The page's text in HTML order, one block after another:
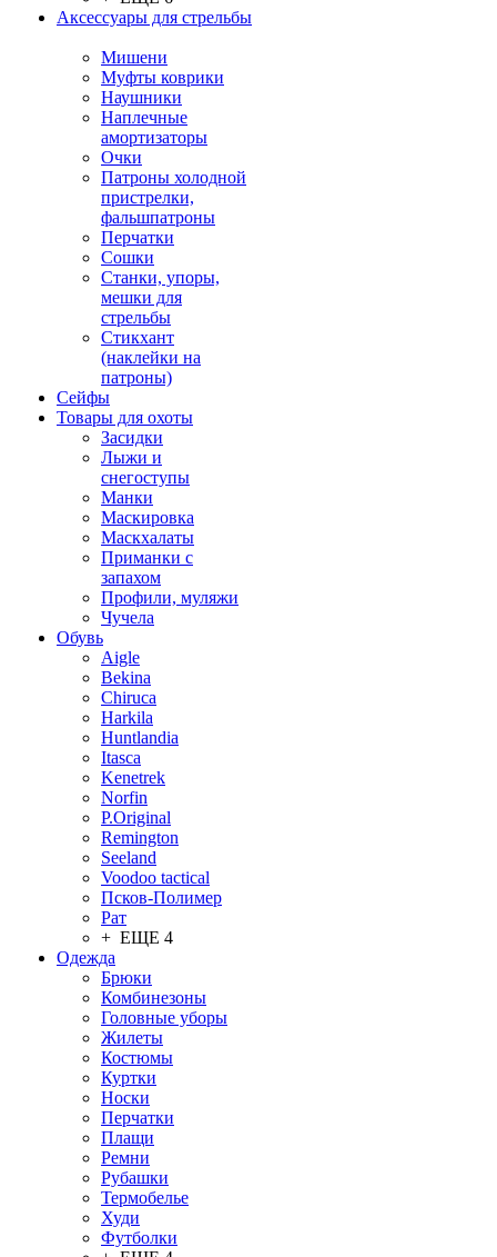
Аксессуары для стрельбы
Мишени
Муфты коврики
Наушники
Наплечные
амортизаторы
Очки
Патроны холодной
пристрелки,
фальшпатроны
Перчатки
Сошки
Станки, упоры,
мешки для
стрельбы
Стикхант
(наклейки на
патроны)
Сейфы
Товары для охоты
Засидки
Лыжи и
снегоступы
Манки
Маскировка
Маскхалаты
Приманки с
запахом
Профили, муляжи
Чучела
Обувь
Aigle
Bekina
Chiruсa
Harkila
Huntlandia
Itasca
Kenetrek
Norfin
P.Original
Remington
Seeland
Voodoo tactical
Псков-Полимер
Рат
+ ЕЩЕ 4
Одежда
Брюки
Комбинезоны
Головные уборы
Жилеты
Костюмы
Куртки
Носки
Перчатки
Плащи
Ремни
Рубашки
Термобелье
Худи
Футболки